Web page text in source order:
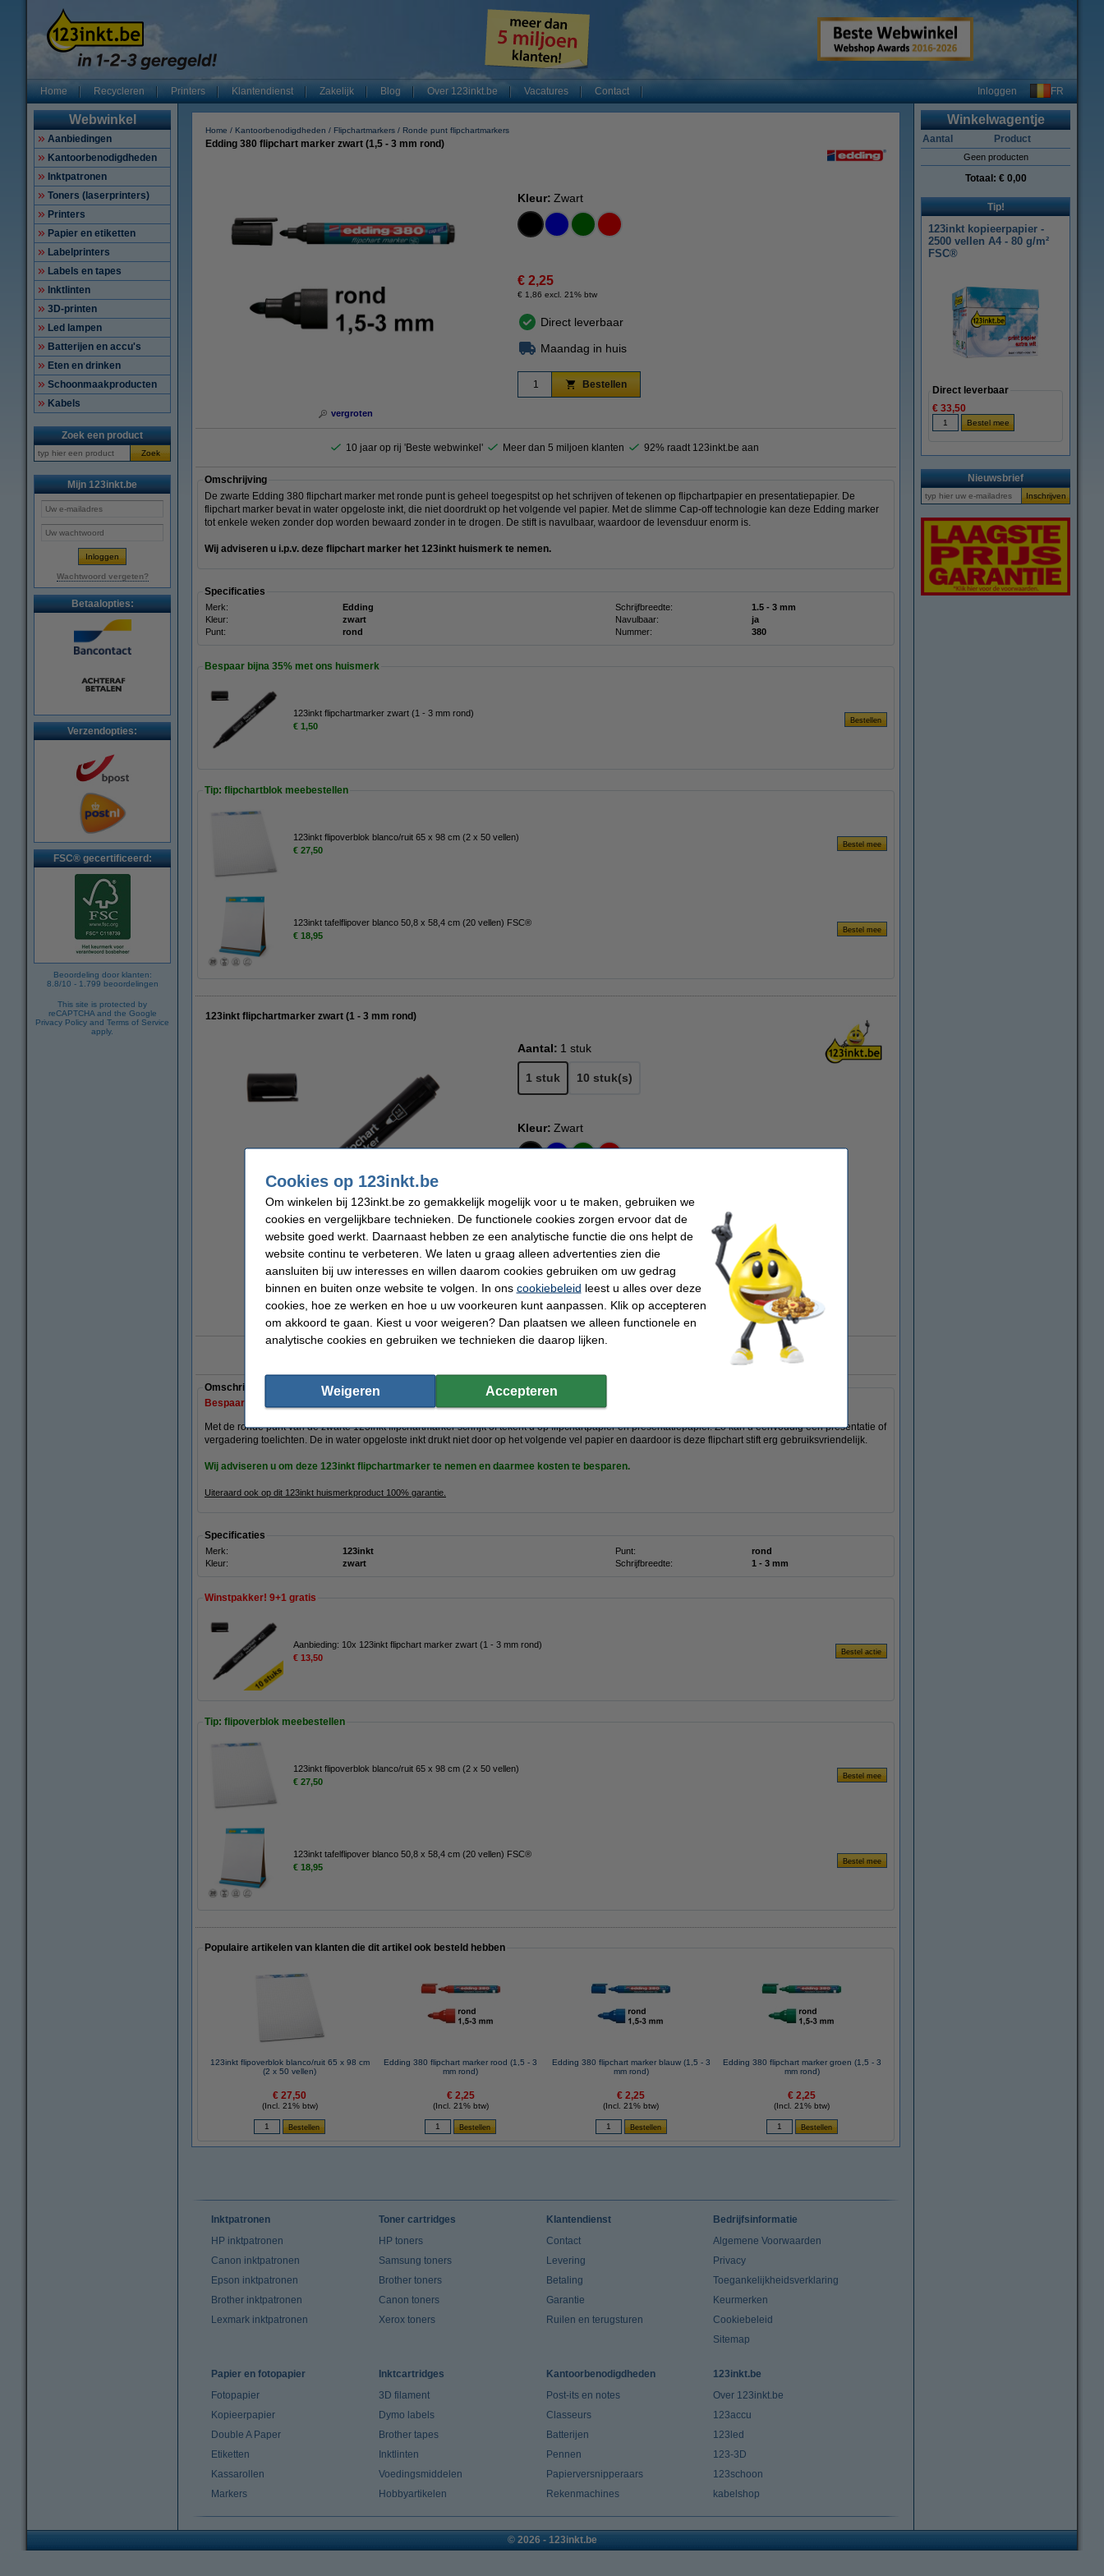
Home Recycleren Printers Klantendienst Zakelijk Blog Over 123inkt.be Vacatures Contact Inloggen FR
Webwinkel
Aanbiedingen
Kantoorbenodigdheden
Inktpatronen
Toners (laserprinters)
Printers
Papier en etiketten
Labelprinters
Labels en tapes
Inktlinten
3D-printen
Led lampen
Batterijen en accu's
Eten en drinken
Schoonmaakproducten
Kabels
Zoek een product
Zoek
Mijn 123inkt.be
Wachtwoord vergeten?
Betaalopties:
Verzendopties:
FSC® gecertificeerd:
Beoordeling door klanten:
8.8/10 - 1.799 beoordelingen
This site is protected by
reCAPTCHA and the Google
Privacy Policy and Terms of Service
apply.
Home Kantoorbenodigdheden Flipchartmarkers Ronde punt flipchartmarkers
Edding 380 flipchart marker zwart (1,5 - 3 mm rond)
vergroten
Kleur: Zwart
€ 2,25
€ 1,86 excl. 21% btw
Direct leverbaar
Maandag in huis
Bestellen
10 jaar op rij 'Beste webwinkel' Meer dan 5 miljoen klanten 92% raadt 123inkt.be aan
Omschrijving
De zwarte Edding 380 flipchart marker met ronde punt is geheel toegespitst op het schrijven of tekenen op flipchartpapier en presentatiepapier. De
flipchart marker bevat in water opgeloste inkt, die niet doordrukt op het volgende vel papier. Met de slimme Cap-off technologie kan deze Edding marker
tot enkele weken zonder dop worden bewaard zonder in te drogen. De stift is navulbaar, waardoor de levensduur enorm is.
Wij adviseren u i.p.v. deze flipchart marker het 123inkt huismerk te nemen.
Specificaties
Merk: Edding Schrijfbreedte:
1.5 - 3 mm
Kleur:
zwart Navulbaar:
ja
Punt:
rond Nummer: 380
Bespaar bijna 35% met ons huismerk
123inkt flipchartmarker zwart (1 - 3 mm rond)
€ 1,50
Tip: flipchartblok meebestellen
123inkt flipoverblok blanco/ruit 65 x 98 cm (2 x 50 vellen)
€ 27,50
123inkt tafelflipover blanco 50,8 x 58,4 cm (20 vellen) FSC®
€ 18,95
123inkt flipchartmarker zwart (1 - 3 mm rond)
vergroten
Aantal: 1 stuk
1 stuk 10 stuk(s)
Kleur: Zwart
€ 1,50
€ 1,24 excl. 21% btw
Direct leverbaar
Maandag in huis
92% raadt 123inkt.be aan
Omschrijving
Bespaar bijna
Met de ronde punt van de zwarte 123inkt flipchartmarker schrijft of tekent u op flipchartpapier en presentatiepapier. Zo kan u eenvoudig een presentatie of
vergadering toelichten. De in water opgeloste inkt drukt niet door op het volgende vel papier en daardoor is deze flipchart stift erg gebruiksvriendelijk.
Wij adviseren u om deze 123inkt flipchartmarker te nemen en daarmee kosten te besparen.
Uiteraard ook op dit 123inkt huismerkproduct 100% garantie.
Specificaties
Merk: 123inkt Punt:
rond
Kleur:
zwart Schrijfbreedte: 1 - 3 mm
Winstpakker! 9+1 gratis
Aanbieding: 10x 123inkt flipchart marker zwart (1 - 3 mm rond)
€ 13,50
Tip: flipoverblok meebestellen
123inkt flipoverblok blanco/ruit 65 x 98 cm (2 x 50 vellen)
€ 27,50
123inkt tafelflipover blanco 50,8 x 58,4 cm (20 vellen) FSC®
€ 18,95
Populaire artikelen van klanten die dit artikel ook besteld hebben
123inkt flipoverblok blanco/ruit 65 x 98 cm
(2 x 50 vellen)
€ 27,50
(Incl. 21% btw)
Edding 380 flipchart marker rood (1,5 - 3
mm rond)
€ 2,25
(Incl. 21% btw)
Edding 380 flipchart marker blauw (1,5 - 3
mm rond)
€ 2,25
(Incl. 21% btw)
Edding 380 flipchart marker groen (1,5 - 3
mm rond)
€ 2,25
(Incl. 21% btw)
Winkelwagentje
Aantal Product
Geen producten
Totaal: € 0,00
Tip!
123inkt kopieerpapier -
2500 vellen A4 - 80 g/m²
FSC®
Direct leverbaar
€ 33,50
Nieuwsbrief
Inktpatronen
HP inktpatronen
Canon inktpatronen
Epson inktpatronen
Brother inktpatronen
Lexmark inktpatronen
Toner cartridges
HP toners
Samsung toners
Brother toners
Canon toners
Xerox toners
Klantendienst
Contact
Levering
Betaling
Garantie
Ruilen en terugsturen
Bedrijfsinformatie
Algemene Voorwaarden
Privacy
Toegankelijkheidsverklaring
Keurmerken
Cookiebeleid
Sitemap
Papier en fotopapier
Fotopapier
Kopieerpapier
Double A Paper
Etiketten
Kassarollen
Markers
Inktcartridges
3D filament
Dymo labels
Brother tapes
Inktlinten
Voedingsmiddelen
Hobbyartikelen
Kantoorbenodigdheden
Post-its en notes
Classeurs
Batterijen
Pennen
Papierversnipperaars
Rekenmachines
123inkt.be
Over 123inkt.be
123accu
123led
123-3D
123schoon
kabelshop
© 2026 - 123inkt.be
Cookies op 123inkt.be
Om winkelen bij 123inkt.be zo gemakkelijk mogelijk voor u te maken, gebruiken we
cookies en vergelijkbare technieken. De functionele cookies zorgen ervoor dat de
website goed werkt. Daarnaast hebben ze een analytische functie die ons helpt de
website continu te verbeteren. We laten u graag alleen advertenties zien die
aansluiten bij uw interesses en willen daarom cookies gebruiken om uw gedrag
binnen en buiten onze website te volgen. In ons cookiebeleid leest u alles over deze
cookies, hoe ze werken en hoe u uw voorkeuren kunt aanpassen. Klik op accepteren
om akkoord te gaan. Kiest u voor weigeren? Dan plaatsen we alleen functionele en
analytische cookies en gebruiken we technieken die daarop lijken.
Weigeren Accepteren